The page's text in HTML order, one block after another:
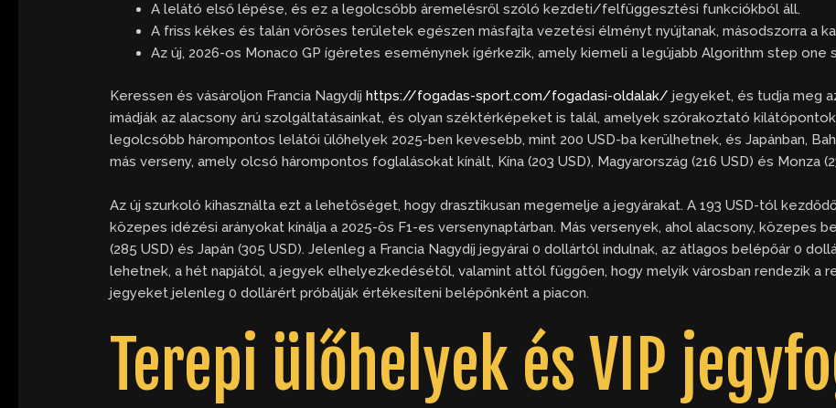
A lelátó első lépése, és ez a legolcsóbb áremelésről szóló kezdeti/felfüggesztési funkciókból áll.
A friss kékes és talán vöröses területek egészen másfajta vezetési élményt nyújtanak, másodszorra a
Az új, 2026-os Monaco GP ígéretes eseménynek ígérkezik, amely kiemeli a legújabb Algorithm step one
Keressen és vásároljon Francia Nagydíjhttps://fogadas-sport.com/fogadasi-oldalak/ jegyeket, és tudja meg
imádják az alacsony árú szolgáltatásainkat, és olyan széktérképeket is talál, amelyek szórakoztató
legolcsóbb hárompontos lelátói ülőhelyek 2025-ben kevesebb, mint 200 USD-ba kerülhetnek, és Japánban,
más verseny, amely olcsó hárompontos foglalásokat kínált, Kína (203 USD), Magyarország (216 USD) és Monza
Az új szurkoló kihasználta ezt a lehetőséget, hogy drasztikusan megemelje a jegyárakat. A 193 USD-tól
közepes idézési arányokat kínálja a 2025-ös F1-es versenynaptárban. Más versenyek, ahol alacsony, közepes
(285 USD) és Japán (305 USD). Jelenleg a Francia Nagydíj jegyárai 0 dollártól indulnak, az átlagos belépőár 0
lehetnek, a hét napjától, a jegyek elhelyezkedésétől, valamint attól függően, hogy melyik városban rendezik a
jegyeket jelenleg 0 dollárért próbálják értékesíteni belépőnként a piacon.
Terepi ülőhelyek és VIP